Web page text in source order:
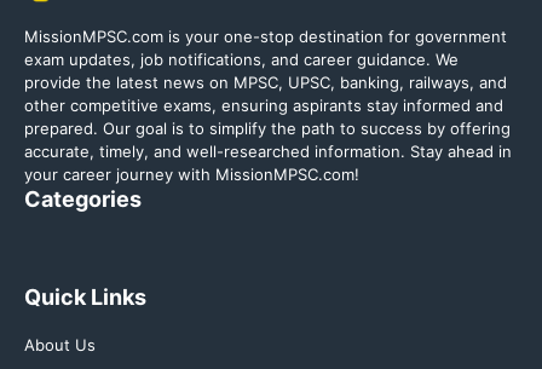
MissionMPSC.com is your one-stop destination for government
exam updates, job notifications, and career guidance. We
provide the latest news on MPSC, UPSC, banking, railways, and
other competitive exams, ensuring aspirants stay informed and
prepared. Our goal is to simplify the path to success by offering
accurate, timely, and well-researched information. Stay ahead in
your career journey with MissionMPSC.com!
Categories
Quick Links
About Us